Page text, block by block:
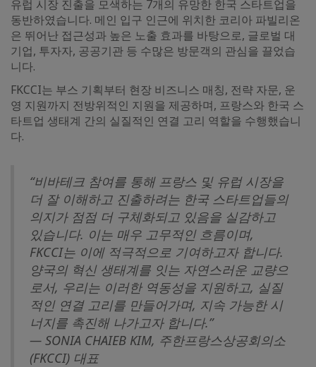
유럽 시장 진출을 모색하는 7개의 유망한 한국 스타트업을
동반하였습니다. 메인 입구 인근에 위치한 코리아 파빌리온
은 뛰어난 접근성과 높은 노출 효과를 바탕으로, 글로벌 대
기업, 투자자, 공공기관 등 수많은 방문객의 관심을 끌었습
니다.
FKCCI는 부스 기획부터 현장 비즈니스 매칭, 전략 자문, 운
영 지원까지 전방위적인 지원을 제공하며, 프랑스와 한국 스
타트업 생태계 간의 실질적인 연결 고리 역할을 수행했습니
다.
“비바테크 참여를 통해 프랑스 및 유럽 시장을
더 잘 이해하고 진출하려는 한국 스타트업들의
의지가 점점 더 구체화되고 있음을 실감하고
있습니다. 이는 매우 고무적인 흐름이며,
FKCCI는 이에 적극적으로 기여하고자 합니다.
양국의 혁신 생태계를 잇는 자연스러운 교량으
로서, 우리는 이러한 역동성을 지원하고, 실질
적인 연결 고리를 만들어가며, 지속 가능한 시
너지를 촉진해 나가고자 합니다.”
— SONIA CHAIEB KIM, 주한프랑스상공회의소
(FKCCI) 대표